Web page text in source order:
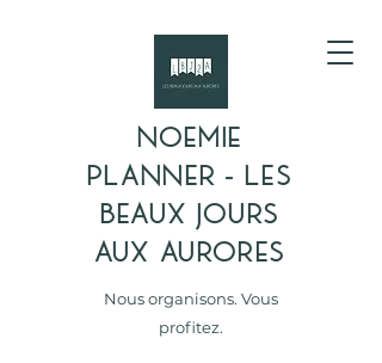
NOEMIE
PLANNER - LES
BEAUX JOURS
AUX AURORES
Nous organisons. Vous
profitez.